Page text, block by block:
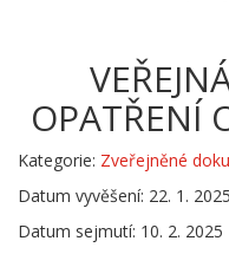
OPATŘENÍ
Kategorie: Zveřejněné
Datum vyvěšení: 22. 1. 2025
Datum sejmutí: 10. 2. 2025